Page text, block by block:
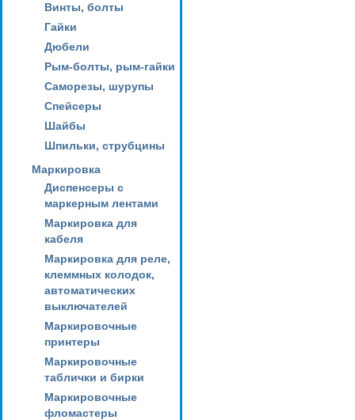
Винты, болты
Гайки
Дюбели
Рым-болты, рым-гайки
Саморезы, шурупы
Спейсеры
Шайбы
Шпильки, струбцины
Маркировка
Диспенсеры с
маркерным лентами
Маркировка для
кабеля
Маркировка для реле,
клеммных колодок,
автоматических
выключателей
Маркировочные
принтеры
Маркировочные
таблички и бирки
Маркировочные
фломастеры